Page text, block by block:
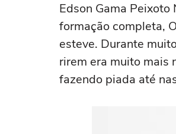
Edson Gama
formação completa,
esteve. Durante
rirem era muito mais
fazendo piada até